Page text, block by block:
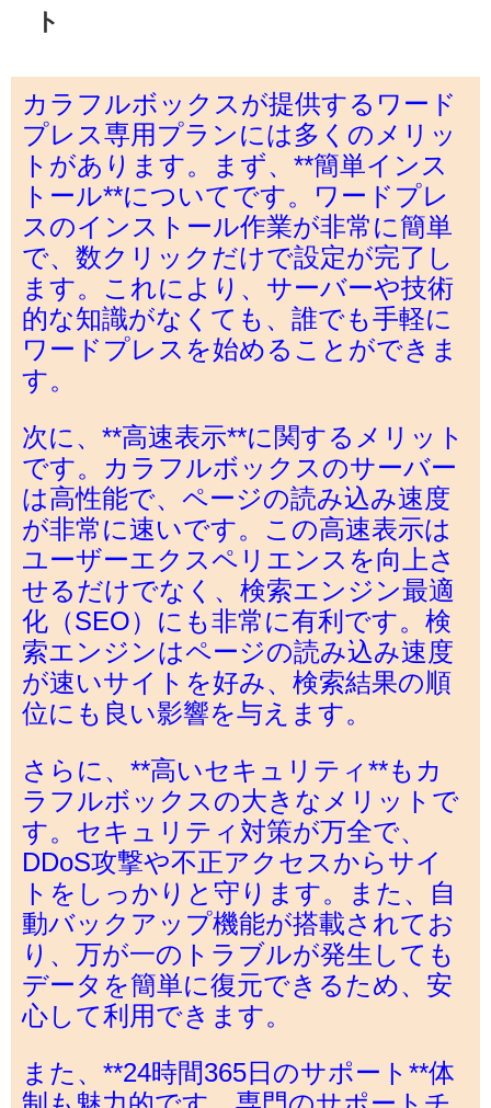
ト
カラフルボックスが提供するワード
プレス専用プランには多くのメリッ
トがあります。まず、**簡単インス
トール**についてです。ワードプレ
スのインストール作業が非常に簡単
で、数クリックだけで設定が完了し
ます。これにより、サーバーや技術
的な知識がなくても、誰でも手軽に
ワードプレスを始めることができま
す。
次に、**高速表示**に関するメリット
です。カラフルボックスのサーバー
は高性能で、ページの読み込み速度
が非常に速いです。この高速表示は
ユーザーエクスペリエンスを向上さ
せるだけでなく、検索エンジン最適
化（SEO）にも非常に有利です。検
索エンジンはページの読み込み速度
が速いサイトを好み、検索結果の順
位にも良い影響を与えます。
さらに、**高いセキュリティ**もカ
ラフルボックスの大きなメリットで
す。セキュリティ対策が万全で、
DDoS攻撃や不正アクセスからサイ
トをしっかりと守ります。また、自
動バックアップ機能が搭載されてお
り、万が一のトラブルが発生しても
データを簡単に復元できるため、安
心して利用できます。
また、**24時間365日のサポート**体
制も魅力的です。専門のサポートチ